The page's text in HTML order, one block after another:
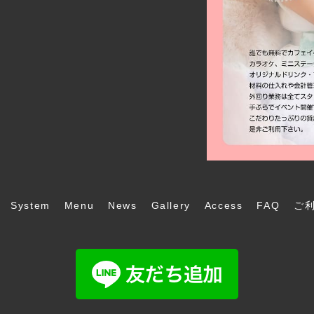
System Menu News Gallery Access FAQ ご